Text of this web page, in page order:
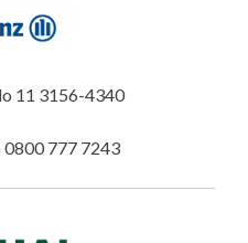
11 3156-4340
0800 777 7243